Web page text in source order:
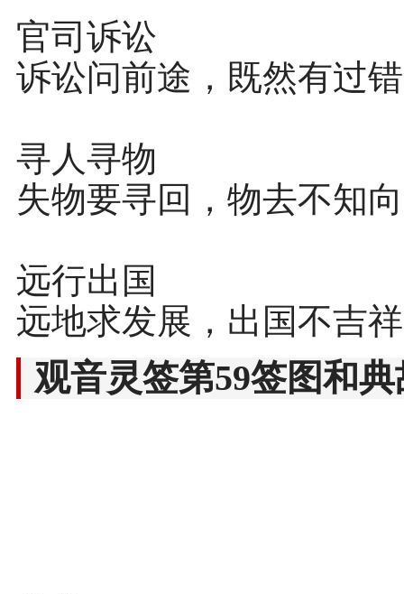
官司诉讼
诉讼问前途，既然有过
寻人寻物
失物要寻回，物去不知
远行出国
远地求发展，出国不吉
观音灵签第59签图和典